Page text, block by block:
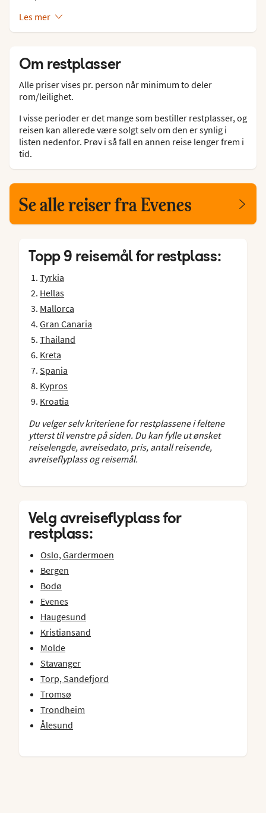
Les mer
Om restplasser
Alle priser vises pr. person når minimum to deler
rom/leilighet.
I visse perioder er det mange som bestiller restplasser, og
reisen kan allerede være solgt selv om den er synlig i
listen nedenfor. Prøv i så fall en annen reise lenger frem i
tid.
Se alle reiser fra Evenes
Topp 9 reisemål for restplass:
Tyrkia
Hellas
Mallorca
Gran Canaria
Thailand
Kreta
Spania
Kypros
Kroatia
Du velger selv kriteriene for restplassene i feltene
ytterst til venstre på siden. Du kan fylle ut ønsket
reiselengde, avreisedato, pris, antall reisende,
avreiseflyplass og reisemål.
Velg avreiseflyplass for
restplass:
Oslo, Gardermoen
Bergen
Bodø
Evenes
Haugesund
Kristiansand
Molde
Stavanger
Torp, Sandefjord
Tromsø
Trondheim
Ålesund